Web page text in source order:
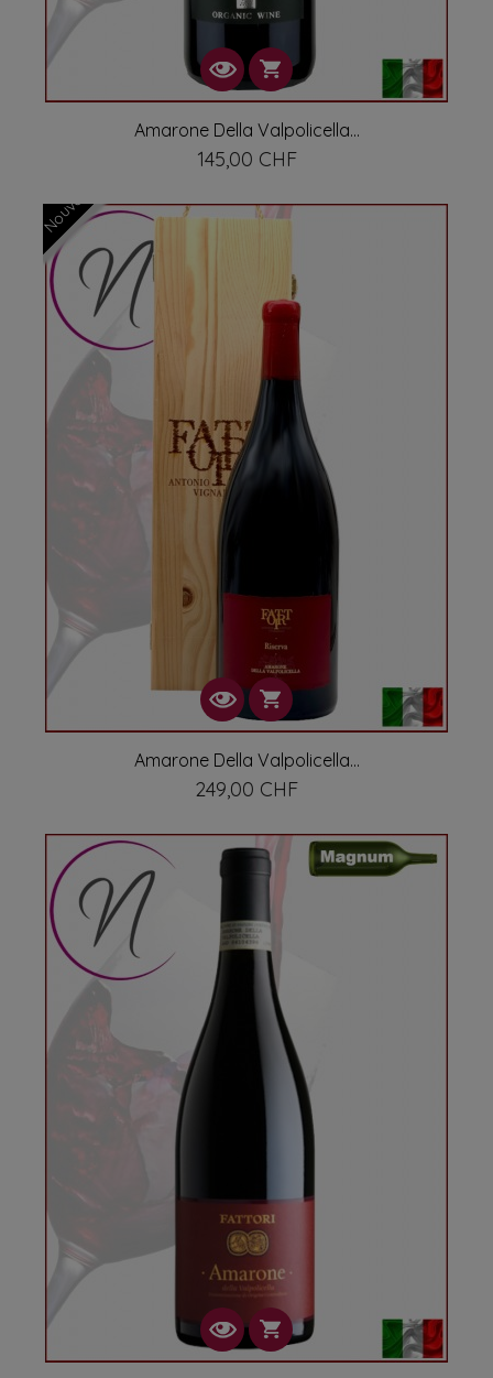
Amarone Della Valpolicella...
Prix
145,00 CHF
Nouveau
Amarone Della Valpolicella...
Prix
249,00 CHF